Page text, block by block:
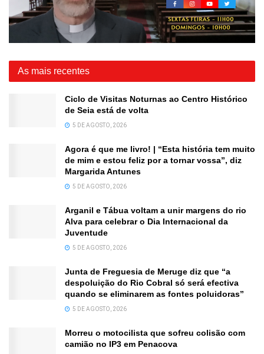
As mais recentes
Ciclo de Visitas Noturnas ao Centro Histórico
de Seia está de volta
5 DE AGOSTO, 2026
Agora é que me livro! | “Esta história tem muito
de mim e estou feliz por a tornar vossa”, diz
Margarida Antunes
5 DE AGOSTO, 2026
Arganil e Tábua voltam a unir margens do rio
Alva para celebrar o Dia Internacional da
Juventude
5 DE AGOSTO, 2026
Junta de Freguesia de Meruge diz que “a
despoluição do Rio Cobral só será efectiva
quando se eliminarem as fontes poluidoras”
5 DE AGOSTO, 2026
Morreu o motocilista que sofreu colisão com
camião no IP3 em Penacova